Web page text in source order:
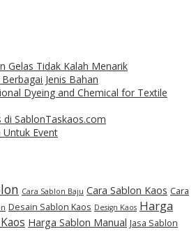
Gelas Tidak Kalah Menarik
Jenis Bahan
Dyeing and Chemical for Textile
di SablonTaskaos.com
Event
Cara Sablon Baju Cara Sablon Kaos Cara
Desain Sablon Kaos Design Kaos Harga
Harga Sablon Manual Jasa Sablon